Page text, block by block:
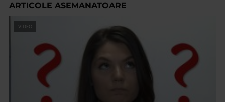
ARTICOLE ASEMANATOARE
VIDEO